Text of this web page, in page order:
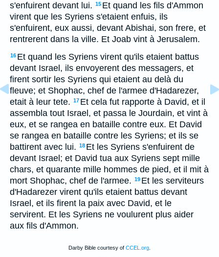
s'enfuirent devant lui. 15 Et quand les fils d'Ammon
virent que les Syriens s'etaient enfuis, ils
s'enfuirent, eux aussi, devant Abishai, son frere, et
rentrerent dans la ville. Et Joab vint à Jerusalem.
16 Et quand les Syriens virent qu'ils etaient battus
devant Israel, ils envoyerent des messagers, et
firent sortir les Syriens qui etaient au delà du
fleuve; et Shophac, chef de l'armee d'Hadarezer,
etait à leur tete. 17 Et cela fut rapporte à David, et il
assembla tout Israel, et passa le Jourdain, et vint à
eux, et se rangea en bataille contre eux. Et David
se rangea en bataille contre les Syriens; et ils se
battirent avec lui. 18 Et les Syriens s'enfuirent de
devant Israel; et David tua aux Syriens sept mille
chars, et quarante mille hommes de pied, et il mit à
mort Shophac, chef de l'armee. 19 Et les serviteurs
d'Hadarezer virent qu'ils etaient battus devant
Israel, et ils firent la paix avec David, et le
servirent. Et les Syriens ne voulurent plus aider
aux fils d'Ammon.
Darby Bible courtesy of CCEL.org